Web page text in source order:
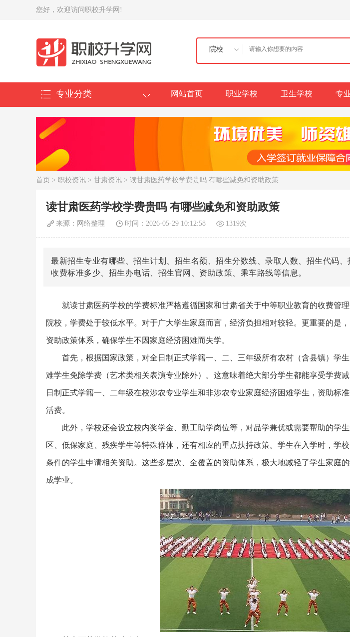
您好，欢迎访问职校升学网!
院校
专业分类 网站首页 职业学校 卫生学校 专
首页 > 职校资讯 > 甘肃资讯 > 读甘肃医药学校学费贵吗 有哪些减免和资助政策
读甘肃医药学校学费贵吗 有哪些减免和资助政策
来源：网络整理 时间：2026-05-29 10:12:58 1319次
最新招生专业有哪些、招生计划、招生名额、招生分数线、录取人数、招生代码
收费标准多少、招生办电话、招生官网、资助政策、乘车路线等信息。
就读甘肃医药学校的学费标准严格遵循国家和甘肃省关于中等职业教育的收费管
院校，学费处于较低水平。对于广大学生家庭而言，经济负担相对较轻。更重要的是
资助政策体系，确保学生不因家庭经济困难而失学。
首先，根据国家政策，对全日制正式学籍一、二、三年级所有农村（含县镇）学
难学生免除学费（艺术类相关表演专业除外）。这意味着绝大部分学生都能享受学费
日制正式学籍一、二年级在校涉农专业学生和非涉农专业家庭经济困难学生，资助标
活费。
此外，学校还会设立校内奖学金、勤工助学岗位等，对品学兼优或需要帮助的学
区、低保家庭、残疾学生等特殊群体，还有相应的重点扶持政策。学生在入学时，学
条件的学生申请相关资助。这些多层次、全覆盖的资助体系，极大地减轻了学生家庭
成学业。